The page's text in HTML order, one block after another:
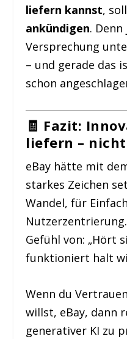
liefern kannst,
ankündigen. Denn
Versprechung
– und gerade das
schon
🧾 Fazit:
liefern –
eBay hätte mit
starkes Zeichen
Wandel, für
Gefühl von: „Hört
funktioniert halt
Wenn du
willst, eBay, dann
generativer KI zu